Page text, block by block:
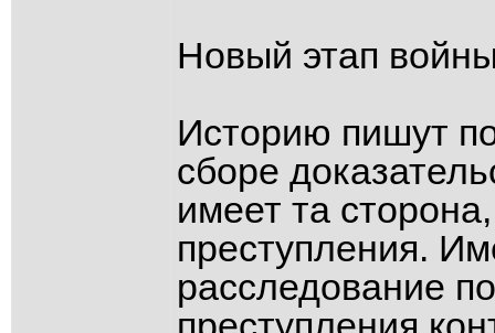
Новый этап
Историю пишут
сборе
имеет та
преступления.
расследование